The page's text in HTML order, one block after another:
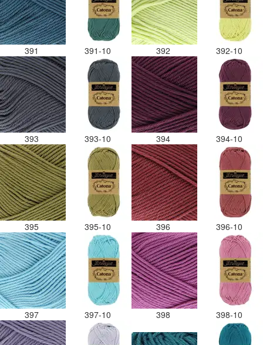
391 391-10 392 392-10
393 393-10 394 394-10
395 395-10 396 396-10
397 397-10 398 398-10